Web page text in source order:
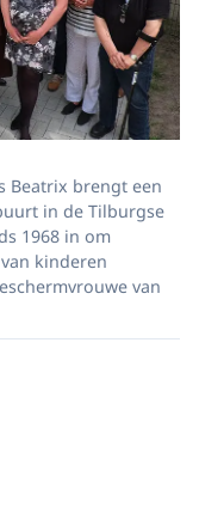
Beatrix brengt een
in de Tilburgse
1968 in om
kinderen
van